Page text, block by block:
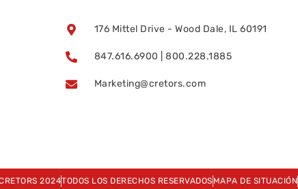
176 Mittel Drive - Wood Dale, IL 60191
847.616.6900 | 800.228.1885
Marketing@cretors.com
2024TODOS LOS DERECHOS RESERVADOS MAPA DE SITUACIÓN